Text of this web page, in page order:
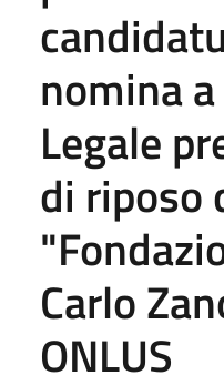
nomina
Legale
di riposo
Carlo
ONLUS